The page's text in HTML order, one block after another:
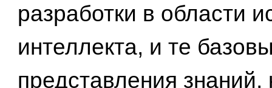
разработки в области
интеллекта, и те
представления знаний,